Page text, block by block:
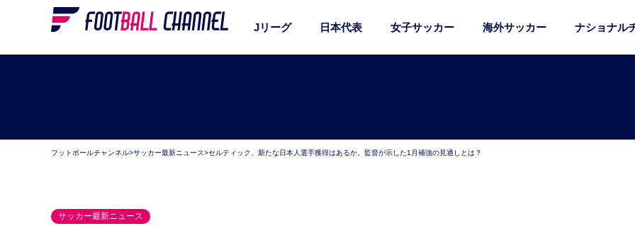
Jリーグ 日本代表 女子サッカー 海外サッカー ナショナル
フットボールチャンネル>サッカー最新ニュース>セルティック、新たな日本人選手獲得はあるか。監督が示した1月補強の見通しとは？
サッカー最新ニュース